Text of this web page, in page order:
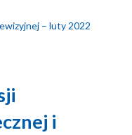
– luty 2022
i